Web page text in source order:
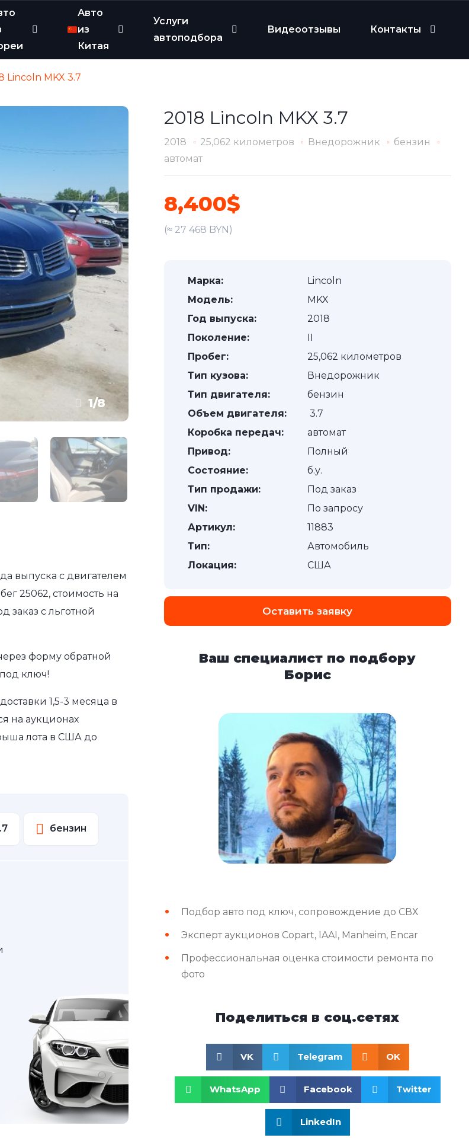
Авто
из
Китая
Услуги
автоподбора
Видеоотзывы Контакты
Lincoln MKX 3.7
1/8
выпуска с двигателем
25062, стоимость на
заказ с льготной
форму обратной
ключ!
1,5-3 месяца в
на аукционах
лота в США до
бензин
2018 Lincoln MKX 3.7
2018 25,062 километров Внедорожник
бензин
автомат
8,400$
(≈ 27 468 BYN)
Марка:
Lincoln
Модель:
MKX
Год выпуска:
2018
Поколение:
II
Пробег:
25,062 километров
Тип кузова:
Внедорожник
Тип двигателя:
бензин
Объем двигателя:
3.7
Коробка передач:
автомат
Привод:
Полный
Состояние:
б.у.
Тип продажи:
Под заказ
VIN:
По запросу
Артикул:
11883
Тип:
Автомобиль
Локация:
США
Оставить заявку
Ваш специалист по подбору
Борис
Подбор авто под ключ, сопровождение до СВХ
Эксперт аукционов Copart, IAAI, Manheim, Encar
Профессиональная оценка стоимости ремонта по
фото
Поделиться в соц.сетях
VK Telegram OK
WhatsApp Facebook Twitter
LinkedIn